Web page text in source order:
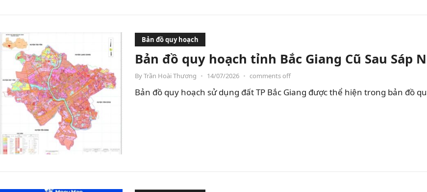
Bản đồ quy hoạch
Bản đồ quy hoạch tỉnh Bắc Giang Cũ Sau Sáp
ByTrần Hoài Thương • 14/07/2026 • comments off
Bản đồ quy hoạch sử dụng đất TP Bắc Giang được thể hiện trong bản đồ